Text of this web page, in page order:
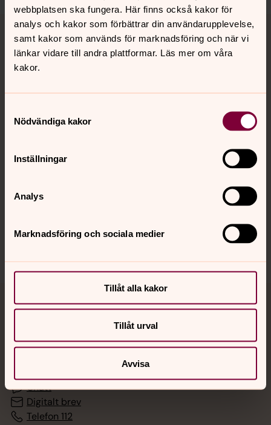
webbplatsen ska fungera. Här finns också kakor för
analys och kakor som förbättrar din användarupplevelse,
samt kakor som används för marknadsföring och när vi
länkar vidare till andra plattformar. Läs mer om våra
kakor.
Nödvändiga kakor
Inställningar
Analys
Marknadsföring och sociala medier
Tillåt alla kakor
Tillåt urval
Avvisa
Tillbaka till toppen
Tillbaka till innehållet
Kalender
Jourhavande präst
Akut samtals- och krisstöd. Prata eller chatta anonymt
med en präst på kvällar och nätter.
Chatt
Digitalt brev
Telefon 112